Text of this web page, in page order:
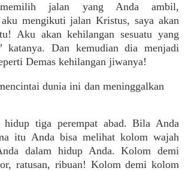
memilih jalan yang Anda ambil,
mengikuti jalan Kristus, saya akan
Aku akan kehilangan sesuatu yang
katanya. Dan kemudian dia menjadi
Demas kehilangan jiwanya!
dunia ini dan meninggalkan
hidup tiga perempat abad. Bila Anda
itu Anda bisa melihat kolom wajah
dalam hidup Anda. Kolom demi
ratusan, ribuan! Kolom demi kolom